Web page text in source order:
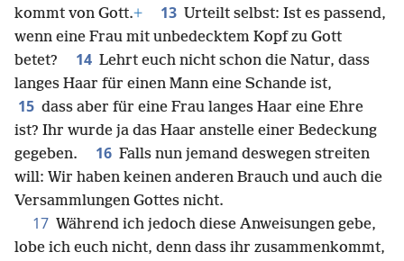
kommt von Gott.+ 13 Urteilt selbst: Ist es passend,
wenn eine Frau mit unbedecktem Kopf zu Gott
betet?
14 Lehrt euch nicht schon die Natur, dass
langes Haar für einen Mann eine Schande ist,
15 dass aber für eine Frau langes Haar eine Ehre
ist? Ihr wurde ja das Haar anstelle einer Bedeckung
gegeben.
16 Falls nun jemand deswegen streiten
will: Wir haben keinen anderen Brauch und auch die
Versammlungen Gottes nicht.
17 Während ich jedoch diese Anweisungen gebe,
lobe ich euch nicht, denn dass ihr zusammenkommt,